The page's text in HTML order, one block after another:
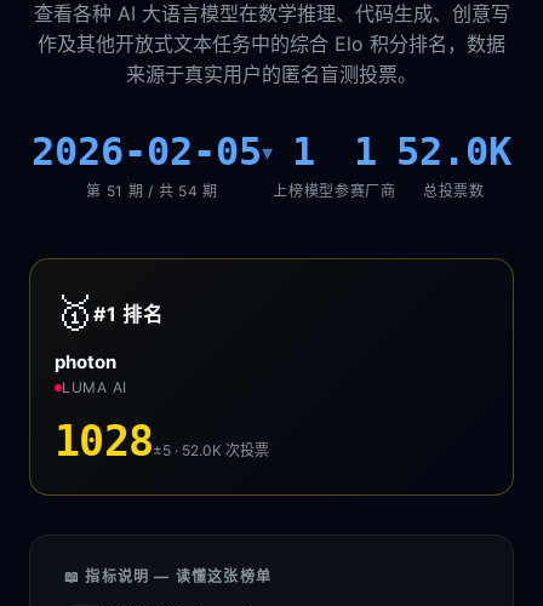
查看各种 AI 大语言模型在数学推理、代码生成、创意写
作及其他开放式文本任务中的综合 Elo 积分排名，数据
来源于真实用户的匿名盲测投票。
2026-02-05▾
第 51 期 / 共 54 期
1
上榜模型
1
参赛厂商
52.0K
总投票数
🥇 #1排名
photon
LUMA AI
1028±5 · 52.0K次投票
📖 指标说明 — 读懂这张榜单